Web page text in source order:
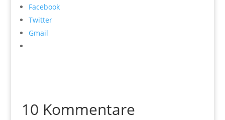
Facebook
Twitter
Gmail
10 Kommentare